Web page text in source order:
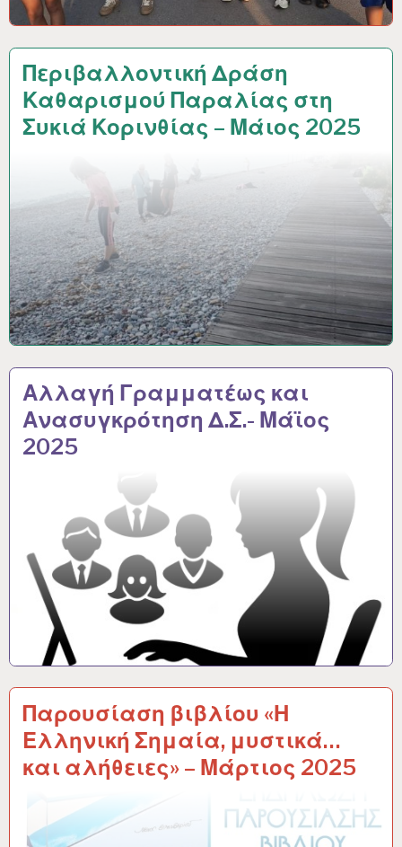
Περιβαλλοντική Δράση
Καθαρισμού Παραλίας στη
Συκιά Κορινθίας – Μάιος 2025
Αλλαγή Γραμματέως και
Ανασυγκρότηση Δ.Σ.- Μάϊος
2025
Παρουσίαση βιβλίου «Η
Ελληνική Σημαία, μυστικά…
και αλήθειες» – Μάρτιος 2025